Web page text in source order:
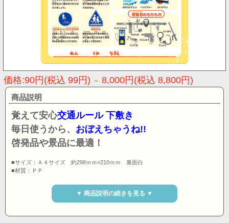
価格:90円(税込 99円) ～ 8,000円(税込 8,800円)
商品説明
覚えて安心交通ルール 下敷き
毎日使うから、 おぼえちゃうね!!
啓発品や景品に最適！
■サイズ：Ａ４サイズ 約298ｍｍ×210ｍｍ 裏面白
■材質：ＰＰ
※メール便ですと、代引き決済や時間日時指定配達は、
▼ 商品説明の続きを見る ▼